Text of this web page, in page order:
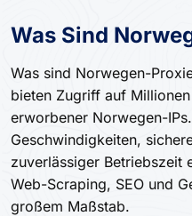
Was Sind
Was sind Norwegen-
bieten Zugriff auf
erworbener Norwegen-
Geschwindigkeiten,
zuverlässiger Betriebszeit
Web-Scraping, SEO und
großem Maßstab.